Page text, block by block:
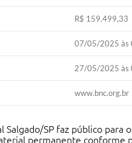
R$ 159.499,33
07/05/2025 às
27/05/2025 às
www.bnc.org.br
SP faz público
permanente conforme